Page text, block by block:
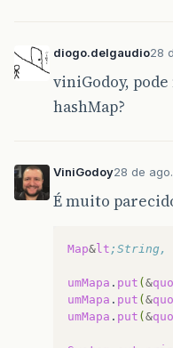
diogo.delgaudio28
viniGodoy,
hashMap?
ViniGodoy28 de
É muito
Map& lt ;String,
umMapa . put ( &
umMapa . put ( &
umMapa . put ( &